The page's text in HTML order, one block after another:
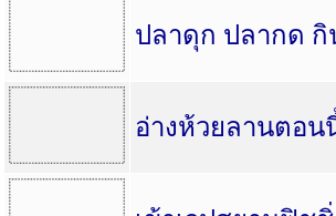
ปลาดุก ปลากด
อ่างห้วยลานตอ